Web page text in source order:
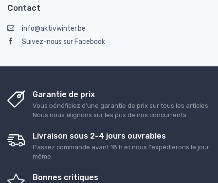
Contact
info@aktivwinter.be
Suivez-nous sur Facebook
Garantie de prix
Vous bénéficiez d'une garantie de prix sur tous les articles.
Nous nous alignons sur les prix de nos concurrents.
Livraison sous 2-4 jours ouvrables
Passez commande avant 18 h et nous l'expédierons le jour
même.
Bonnes critiques